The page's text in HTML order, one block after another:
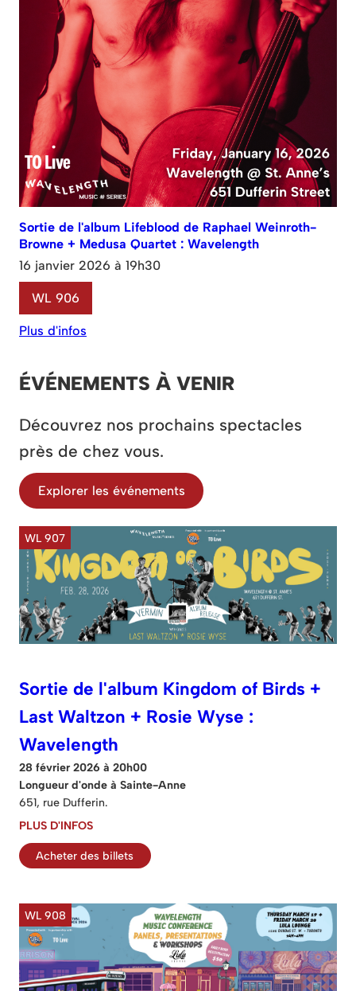
Sortie de l'album Lifeblood de Raphael Weinroth-
Browne + Medusa Quartet : Wavelength
16 janvier 2026 à 19h30
WL 906
Plus d'infos
ÉVÉNEMENTS À VENIR
Découvrez nos prochains spectacles
près de chez vous.
Explorer les événements
WL 907
Sortie de l'album Kingdom of Birds +
Last Waltzon + Rosie Wyse :
Wavelength
28 février 2026 à 20h00
Longueur d'onde à Sainte-Anne
651, rue Dufferin.
PLUS D'INFOS
Acheter des billets
WL 908